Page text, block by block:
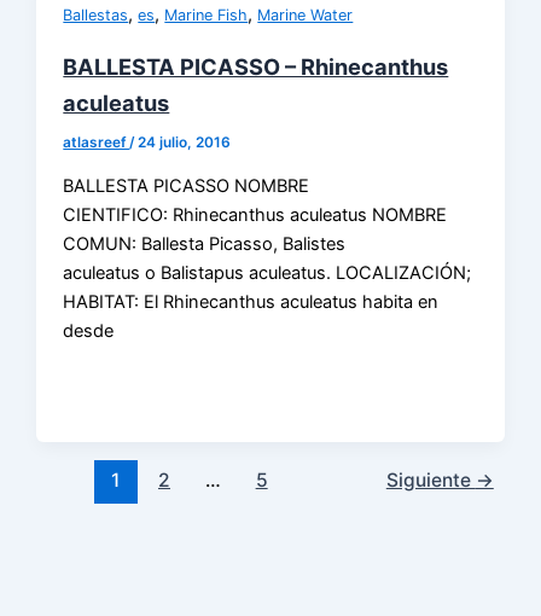
Ballestas,es, Marine Fish, Marine Water
BALLESTA PICASSO – Rhinecanthus
aculeatus
atlasreef/24 julio, 2016
BALLESTA PICASSO NOMBRE
CIENTIFICO: Rhinecanthus aculeatus NOMBRE
COMUN: Ballesta Picasso, Balistes
aculeatus o Balistapus aculeatus. LOCALIZACIÓN;
HABITAT: El Rhinecanthus aculeatus habita en
desde
1 2 … 5 Siguiente →